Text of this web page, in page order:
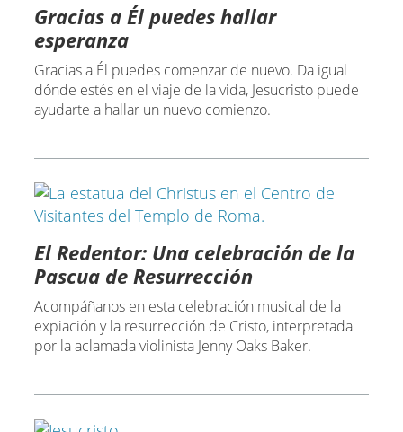
Gracias a Él puedes hallar
esperanza
Gracias a Él puedes comenzar de nuevo. Da igual
dónde estés en el viaje de la vida, Jesucristo puede
ayudarte a hallar un nuevo comienzo.
El Redentor: Una celebración de la
Pascua de Resurrección
Acompáñanos en esta celebración musical de la
expiación y la resurrección de Cristo, interpretada
por la aclamada violinista Jenny Oaks Baker.